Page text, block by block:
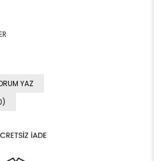
YAZ